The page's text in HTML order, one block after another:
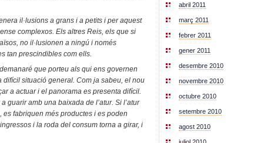
il·lusions a grans i a petits i per aquest
complexos. Els altres Reis, els que si
no il·lusionen a ningú i només
tan prescindibles com ells.
que porteu als qui ens governen
difícil situació general. Com ja sabeu, el nou
a actuar i el panorama es presenta difícil.
guarir amb una baixada de l’atur. Si l’atur
fabriquen més productes i es poden
i la roda del consum torna a girar, i
abril 2011
març 2011
febrer 2011
gener 2011
desembre 2010
novembre 2010
octubre 2010
setembre 2010
agost 2010